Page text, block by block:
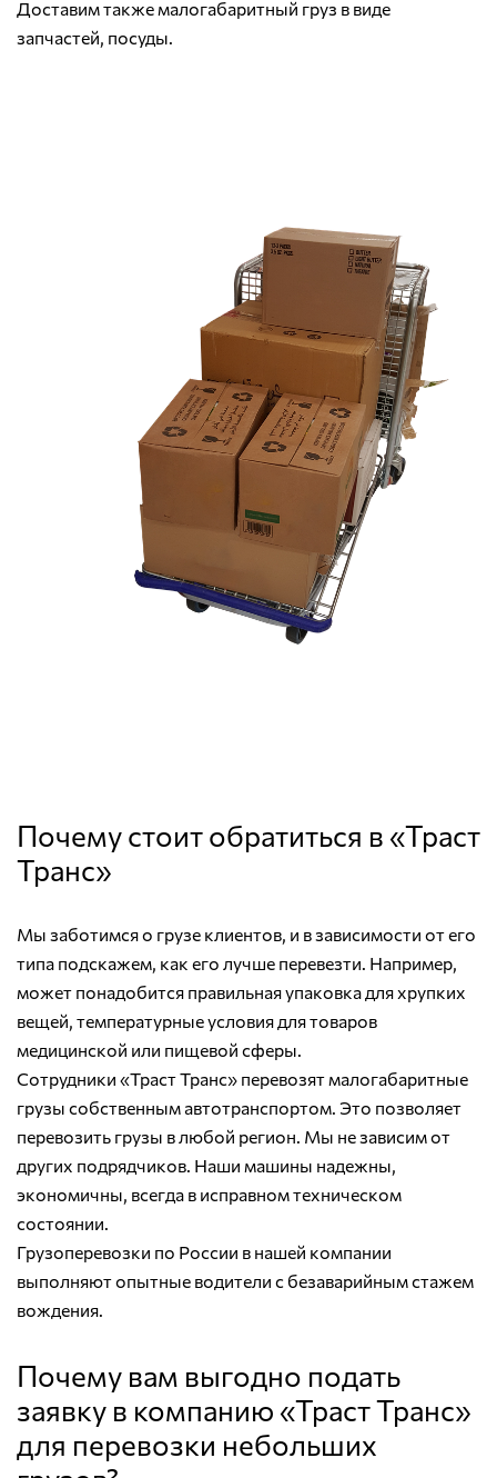
Доставим также малогабаритный груз в виде
запчастей, посуды.
Почему стоит обратиться в «Траст
Транс»
Мы заботимся о грузе клиентов, и в зависимости от его
типа подскажем, как его лучше перевезти. Например,
может понадобится правильная упаковка для хрупких
вещей, температурные условия для товаров
медицинской или пищевой сферы.
Сотрудники «Траст Транс» перевозят малогабаритные
грузы собственным автотранспортом. Это позволяет
перевозить грузы в любой регион. Мы не зависим от
других подрядчиков. Наши машины надежны,
экономичны, всегда в исправном техническом
состоянии.
Грузоперевозки по России в нашей компании
выполняют опытные водители с безаварийным стажем
вождения.
Почему вам выгодно подать
заявку в компанию «Траст Транс»
для перевозки небольших